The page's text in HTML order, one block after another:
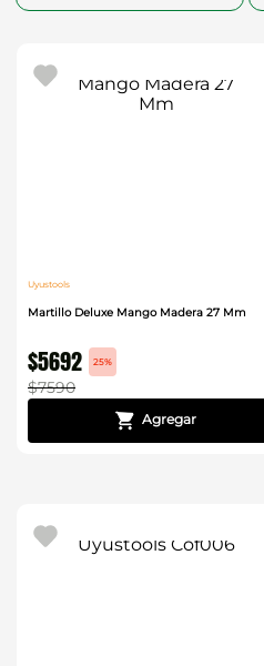
Uyustools
Martillo Deluxe Mango Madera 27 Mm
$5692 25%
$7590